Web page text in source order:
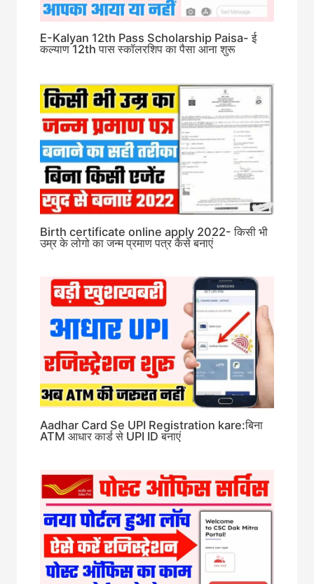
E-Kalyan 12th Pass Scholarship Paisa- ई
कल्याण 12th पास स्कॉलरशिप का पैसा आना शुरू
Birth certificate online apply 2022- किसी भी
उम्र के लोगो का जन्म प्रमाण पत्र कैसे बनाएं
Aadhar Card Se UPI Registration kare:बिना
ATM आधार कार्ड से UPI ID बनाएं